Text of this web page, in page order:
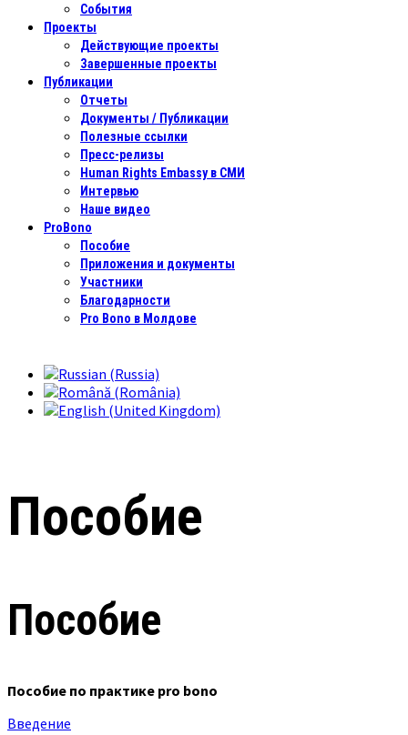
События
Проекты
Действующие проекты
Завершенные проекты
Публикации
Отчеты
Документы / Публикации
Полезные ссылки
Пресс-релизы
Human Rights Embassy в СМИ
Интервью
Наше видео
ProBono
Пособие
Приложения и документы
Участники
Благодарности
Pro Bono в Молдове
Пособие
Пособие
Пособие по практике pro bono
Введение